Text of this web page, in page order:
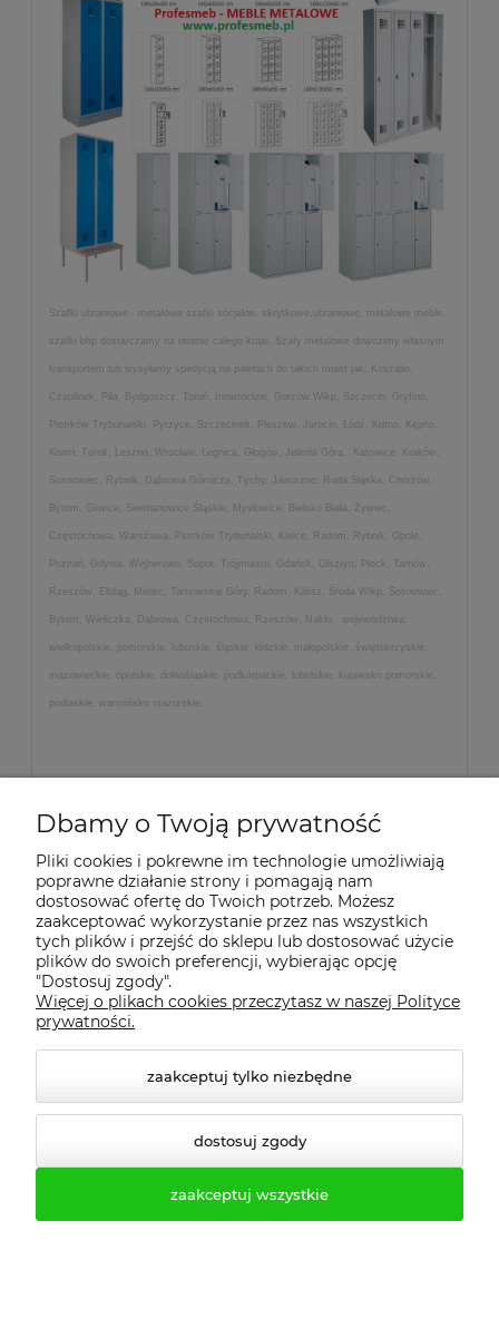
Szafki ubraniowe - metalowe szafki socjalne, skrytkowe,ubraniowe, metalowe meble,
szafki bhp dostarczamy na terenie całego kraju. Szafy metalowe dowozimy własnym
transportem lub wysyłamy spedycją na paletach do takich miast jak: Koszalin,
Czaplinek, Piła, Bydgoszcz, Toruń, Inowrocław, Gorzów Wlkp, Szczecin, Gryfino,
Piotrków Trybunalski, Pyrzyce, Szczecinek, Pleszew, Jarocin, Łódź, Kutno, Kępno,
Konin, Turek, Leszno, Wrocław, Legnica, Głogów, Jelenia Góra, Katowice, Kraków,
Sosnowiec, Rybnik, Dąbrowa Górnicza, Tychy, Jaworzno, Ruda Śląska, Chorzów,
Bytom, Gliwice, Siemianowice Śląskie, Mysłowice, Bielsko Biała, Żywiec,
Częstochowa, Warszawa, Piotrków Trybunalski, Kielce, Radom, Rybnik, Opole,
Poznań, Gdynia, Wejherowo, Sopot, Trójmiasto, Gdańsk, Olsztyn, Płock, Tarnów,
Rzeszów, Elbląg, Mielec, Tarnowskie Góry, Radom, Kalisz, Środa Wlkp, Sosnowiec,
Bytom, Wieliczka, Dąbrowa, Częstochowa, Rzeszów, Nakło, województwa:
wielkopolskie, pomorskie, lubuskie, śląskie, łódzkie, małopolskie, świętokrzyskie,
mazowieckie, opolskie, dolnośląskie, podkarpackie, lubelskie, kujawsko pomorskie,
podlaskie, warmińsko mazurskie.
Darmowa dostawa
Kup więcej i oszczędzaj więcej! O
szczegóły darmowej dostawy pytaj w
dziale handlowym.
Darmowa dostawa (Transport PROFESMEB
Dbamy o Twoją prywatność
Pliki cookies i pokrewne im technologie umożliwiają
poprawne działanie strony i pomagają nam
dostosować ofertę do Twoich potrzeb. Możesz
zaakceptować wykorzystanie przez nas wszystkich
tych plików i przejść do sklepu lub dostosować użycie
plików do swoich preferencji, wybierając opcję
"Dostosuj zgody".
Więcej o plikach cookies przeczytasz w naszej Polityce
prywatności.
zaakceptuj tylko niezbędne
dostosuj zgody
zaakceptuj wszystkie